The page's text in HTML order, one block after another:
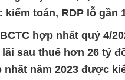
kiểm toán, RDP lỗ gần
BCTC hợp nhất quý 4/
lãi sau thuế hơn 26 tỷ
nhất năm 2023 được